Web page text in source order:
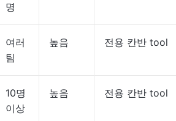
명
여러
팀
높음 전용 칸반 tool
10명
이상
높음 전용 칸반 tool